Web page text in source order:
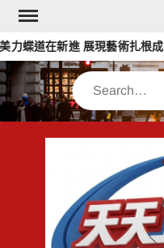
Skip
content
道在新進 展現藝術扎根成果
Search